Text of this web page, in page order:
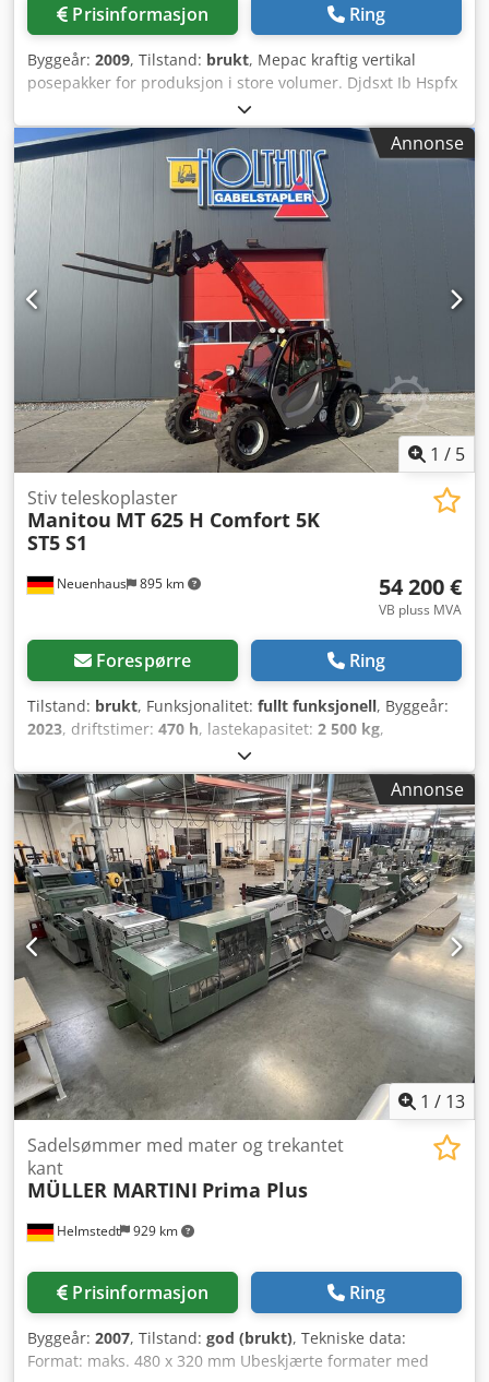
Prisinformasjon Ring
Byggeår: 2009, Tilstand: brukt, Mepac kraftig vertikal
posepakker for produksjon i store volumer. Djdsxt Ib Hspfx
Annonse
1 / 5
Neuenhaus 895 km
Stiv teleskoplaster
Manitou MT 625 H Comfort 5K
ST5 S1
54 200 €
VB pluss MVA
Forespørre Ring
Tilstand: brukt, Funksjonalitet: fullt funksjonell, Byggeår:
2023, driftstimer: 470 h, lastekapasitet: 2 500 kg,
, drivstofftype:
1 920 mm, egenvekt:4 800 kg, drivtype:Diesel,
konstruksjonsbredde:1 810 mm, Teleskoptruck stiv
Lasttyngdepunkt: 500 Teknisk stand: svært god Dekk foran
type: Pneumatisk Dekk foran størrelse: 12-16,5 Dekk foran
tilstand: 80–100 % Dekk bak type: Pneumatisk Dekk bak
størrelse: 12-16,5 Dekk bak tilstand: 80–100 % Dkedpjv
Ntfyofx Apajr Batteri volt: 12V Bilde er kun et eksempel –
Gaffelbord – Innvendig speil – Radioantenne –
Radioklargjøring – Info om ekstra hydraulikkfunksjon –
Deaktivering av tiltfunksjon JSM – Solskjerm foran i
takruten – Speil bak på maskinen – Vindusvisker tak –
Strømkabel 95 mm – Motorvarmer – Dieselforvarmer – EU-
spesifikasjon – Easy Link STD-modul 3. ventil, arbeidslys
bak, arbeidslys foran, partikkelfilter, full hytte, CE-sertifikat,
Annonse
1 / 13
Helmstedt 929 km
Sadelsømmer med mater og trekantet
kant
MÜLLER MARTINI Prima Plus
Prisinformasjon Ring
Byggeår: 2007, Tilstand: god (brukt), Tekniske data:
Format: maks. 480 x 320 mm Ubeskjærte formater med